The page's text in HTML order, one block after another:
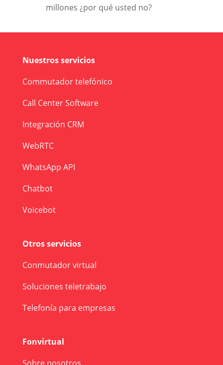
millones ¿por qué usted no?
Nuestros servicios
Commutador telefónico
Call Center Software
Integración CRM
WebRTC
WhatsApp API
Chatbot
Voicebot
Otros servicios
Conmutador virtual
Soluciones teletrabajo
Telefonía para empresas
Fonvirtual